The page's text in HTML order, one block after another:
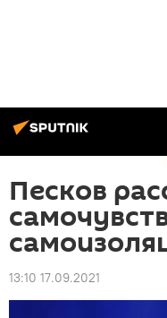
Песков
13:10 17.09.2021